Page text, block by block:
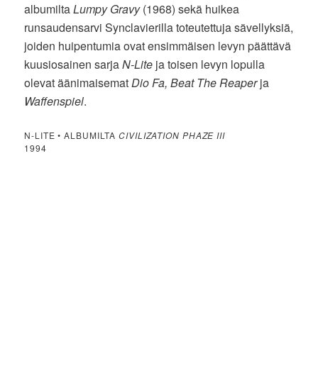
albumiltaLumpy Gravy(1968) sekä huikea
runsaudensarvi Synclavierilla toteutettuja sävellyksiä,
joiden huipentumia ovat ensimmäisen levyn päättävä
kuusiosainen sarjaN-Lite ja toisen levyn lopulla
olevat äänimaisematDio Fa, Beat The Reaperja
Waffenspiel.
N-LITE • ALBUMILTACIVILIZATION PHAZE III
1994